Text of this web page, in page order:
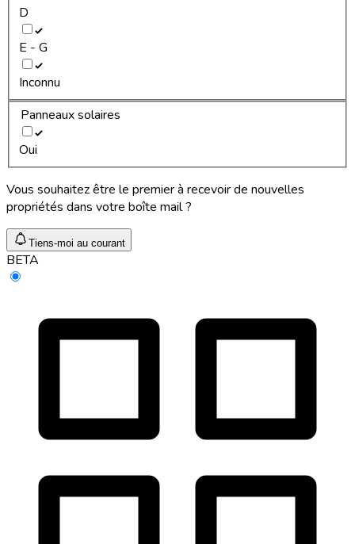
D
E - G
Inconnu
Panneaux solaires
Oui
Vous souhaitez être le premier à recevoir de nouvelles
propriétés dans votre boîte mail ?
Tiens-moi au courant
BETA